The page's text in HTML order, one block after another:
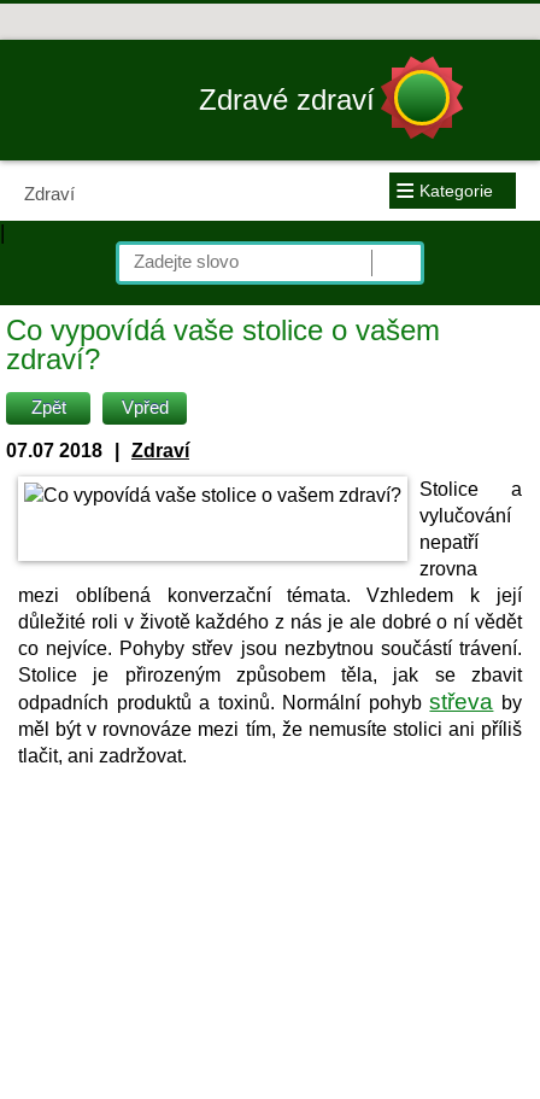
Zdravé zdraví
Zdraví ≡ Kategorie
|
Co vypovídá vaše stolice o vašem
zdraví?
Zpět Vpřed
07.07 2018
Zdraví
Stolice a
vylučování
nepatří
zrovna
mezi oblíbená konverzační témata. Vzhledem k její
důležité roli v životě každého z nás je ale dobré o ní vědět
co nejvíce. Pohyby střev jsou nezbytnou součástí trávení.
Stolice je přirozeným způsobem těla, jak se zbavit
odpadních produktů a toxinů. Normální pohybstřeva by
měl být v rovnováze mezi tím, že nemusíte stolici ani příliš
tlačit, ani zadržovat.